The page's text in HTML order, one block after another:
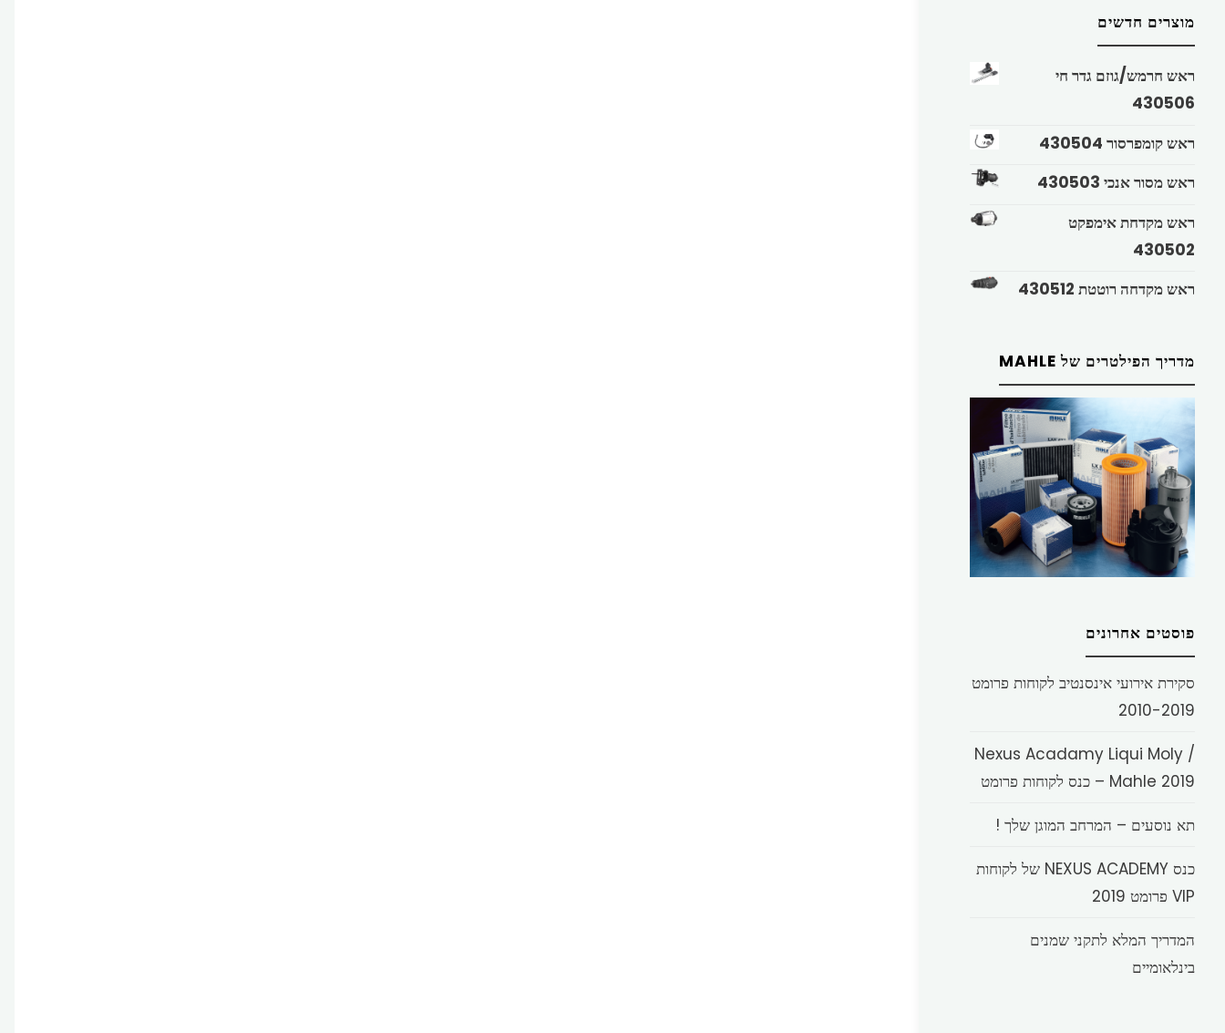
מוצרים חדשים
ראש חרמש/גוזם גדר חי
430506
ראש קומפרסור 430504
ראש מסור אנכי 430503
ראש מקדחת אימפקט
430502
ראש מקדחה רוטטת 430512
מדריך הפילטרים של MAHLE
פוסטים אחרונים
סקירת אירועי אינסנטיב לקוחות פרומט
2010-2019
Nexus Acadamy Liqui Moly /
Mahle 2019 – כנס לקוחות פרומט
תא נוסעים – המרחב המוגן שלך !
כנס NEXUS ACADEMY של לקוחות
VIP פרומט 2019
המדריך המלא לתקני שמנים
בינלאומיים